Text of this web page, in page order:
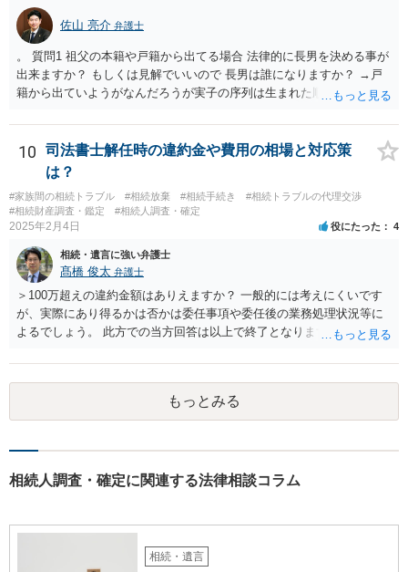
（ご本人同士で行っても構いませんし，弁護士に相談することもよろ
しいと思います。） ことになります。
佐山 亮介 弁護士
。 質問1 祖父の本籍や戸籍から出てる場合 法律的に長男を決める事が
出来ますか？ もしくは見解でいいので 長男は誰になりますか？ →戸
籍から出ていようがなんだろうが実子の序列は生まれた順ですから、
書が腹違いの長男に向けてある場合 書かれてる内容が最優先にされる
のですか？ →遺書というのが、法律上の遺言の形式を守っている限り
はそのとおりです。 質問3 父が腹違いの長男に法律的に優位になれそ
うな事はありますか？ →遺言が有効な場合、優位に立つことはできま
せんが、お祖父様が認知症であるなどの「遺言が作れないはずの事
情」があるならば①遺言無効確認の訴えを起こすのは一つの手です。
問4 相続トラブルの代理交渉は可能でしょうか。 →一般論としては可
能ですが、お伺いする内容ですとお祖父様が亡くなられた後に動くこ
とになるでしょう。
10
司法書士解任時の違約金や費用の相場と対応策
は？
#家族間の相続トラブル #相続放棄 #相続手続き
#相続トラブルの代理交渉
#相続財産調査・鑑定
#相続人調査・確定
2025年2月4日 役にたった 4
相続・遺言に強い弁護士
髙橋 俊太 弁護士
＞100万超えの違約金額はありえますか？ 一般的には考えにくいです
が、実際にあり得るかは否かは委任事項や委任後の業務処理状況等に
よるでしょう。 此方での当方回答は以上で終了となりますが、参考に
もっとみる
相続人調査・確定に関連する法律相談コラム
相続・遺言